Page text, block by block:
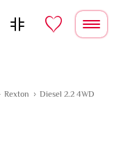
Rexton
Diesel 2.2 4WD